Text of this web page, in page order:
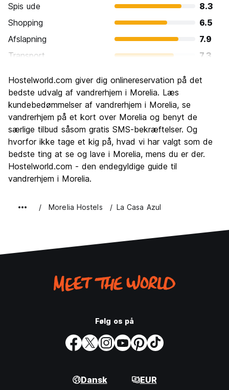
Spis ude
8.3
Shopping
6.5
Afslapning
7.9
Transport
7.3
Kultur
Fester
Værdi for pengene
Hostelworld.com giver dig onlinereservation på det
bedste udvalg af vandrerhjem i Morelia. Læs
kundebedømmelser af vandrerhjem i Morelia, se
vandrerhjem på et kort over Morelia og benyt de
særlige tilbud såsom gratis SMS-bekræftelser. Og
hvorfor ikke tage et kig på, hvad vi har valgt som de
bedste ting at se og lave i Morelia, mens du er der.
Hostelworld.com - den endegyldige guide til
vandrerhjem i Morelia.
Morelia Hostels La Casa Azul
Følg os på
Dansk EUR